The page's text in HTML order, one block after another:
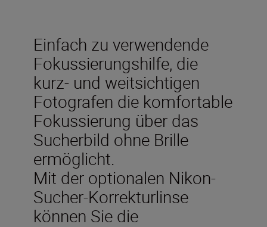
Einfach zu verwendende
Fokussierungshilfe, die
kurz- und weitsichtigen
Fotografen die komfortable
Fokussierung über das
Sucherbild ohne Brille
ermöglicht.
Mit der optionalen Nikon-
Sucher-Korrekturlinse
können Sie die